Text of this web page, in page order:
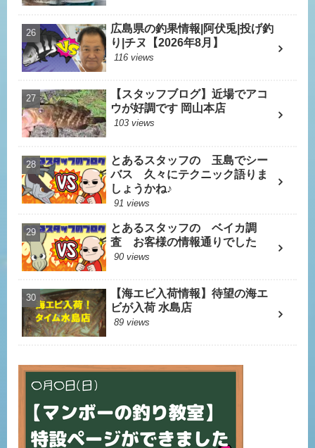
広島県の釣果情報|阿伏兎|投げ釣
り|チヌ【2026年8月】
116 views
【スタッフブログ】近場でアコ
ウが好調です 岡山本店
103 views
とあるスタッフの 玉島でシー
バス 久々にテクニック語りま
しょうかね♪
91 views
とあるスタッフの ベイカ調
査 お客様の情報通りでした
90 views
【海エビ入荷情報】待望の海エ
ビが入荷 水島店
89 views